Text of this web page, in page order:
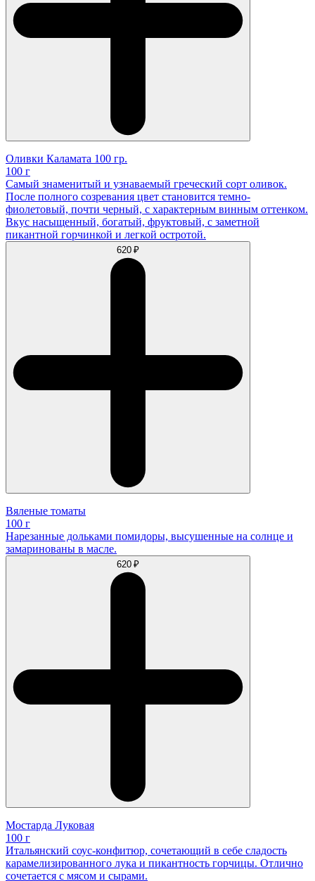
Оливки Каламата 100 гр.
100 г
Самый знаменитый и узнаваемый греческий сорт оливок.
После полного созревания цвет становится темно-
фиолетовый, почти черный, с характерным винным оттенком.
Вкус насыщенный, богатый, фруктовый, с заметной
пикантной горчинкой и легкой остротой.
620 ₽
Вяленые томаты
100 г
Нарезанные дольками помидоры, высушенные на солнце и
замаринованы в масле.
620 ₽
Мостарда Луковая
100 г
Итальянский соус-конфитюр, сочетающий в себе сладость
карамелизированного лука и пикантность горчицы. Отлично
сочетается с мясом и сырами.